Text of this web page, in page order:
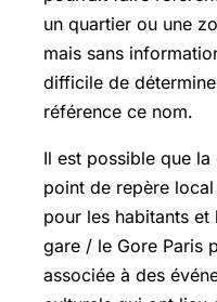
un quartier ou une
mais sans
difficile de
référence ce nom.
Il est possible que
point de repère
pour les habitants et
gare / le Gore Paris
associée à des